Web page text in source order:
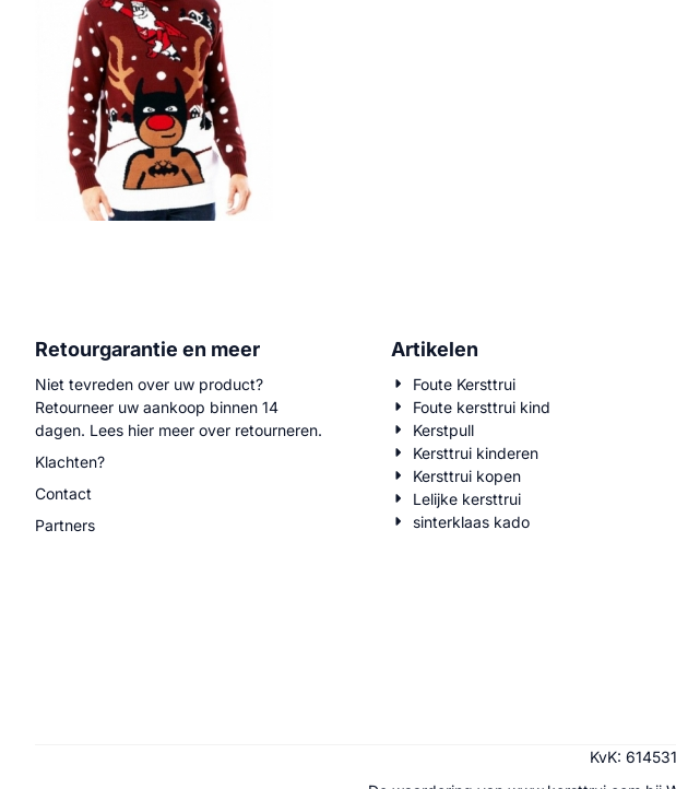
Retourgarantie en meer
Niet tevreden over uw product?
Retourneer uw aankoop binnen 14
dagen. Lees hier meer over retourneren.
Klachten?
Contact
Partners
Artikelen
Foute Kersttrui
Foute kersttrui kind
Kerstpull
Kersttrui kinderen
Kersttrui kopen
Lelijke kersttrui
sinterklaas kado
KvK: